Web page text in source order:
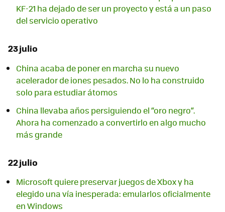
KF-21 ha dejado de ser un proyecto y está a un paso
del servicio operativo
23 julio
China acaba de poner en marcha su nuevo
acelerador de iones pesados. No lo ha construido
solo para estudiar átomos
China llevaba años persiguiendo el “oro negro”.
Ahora ha comenzado a convertirlo en algo mucho
más grande
22 julio
Microsoft quiere preservar juegos de Xbox y ha
elegido una vía inesperada: emularlos oficialmente
en Windows